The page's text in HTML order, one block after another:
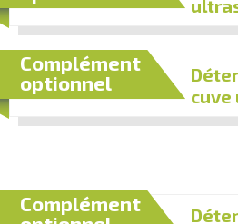
Complément
optionnel
cuve
Complément